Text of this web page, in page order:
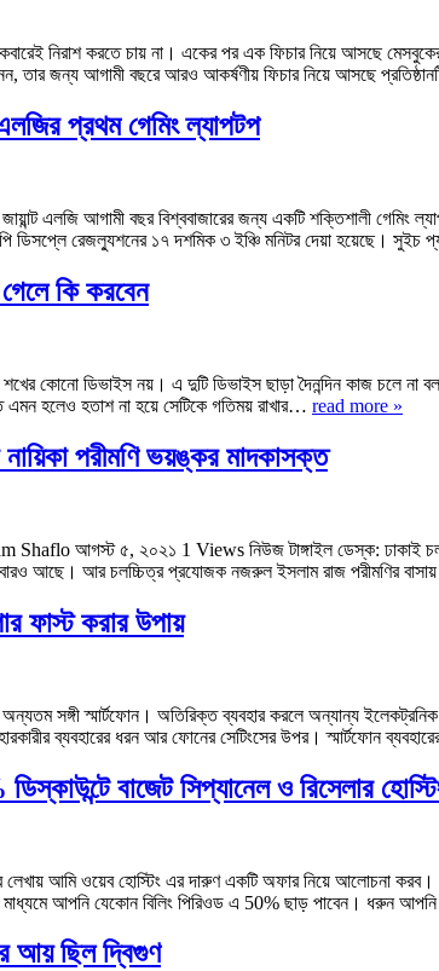
নিরাশ করতে চায় না। একের পর এক ফিচার নিয়ে আসছে
তার জন্য আগামী বছরে আরও আকর্ষণীয় ফিচার নিয়ে আসছে
প্রথম গেমিং ল্যাপটপ
এলজি আগামী বছর বিশ্ববাজারের জন্য একটি শক্তিশালী
ডিসপ্লে রেজল্যুশনের ১৭ দশমিক ৩ ইঞ্চি মনিটর দেয়া হয়েছে। সুইচ
কি করবেন
কোনো ডিভাইস নয়। এ দুটি ডিভাইস ছাড়া দৈনন্দিন কাজ চলে
এমন হলেও হতাশ না হয়ে সেটিকে গতিময় রাখার… read more »
পরীমণি ভয়ঙ্কর মাদকাসক্ত
আগস্ট ৫, ২০২১ 1 Views নিউজ টাঙ্গাইল ডেস্ক: ঢাকাই
বারও আছে। আর চলচ্চিত্র প্রযোজক নজরুল ইসলাম রাজ পরীমণির
ফাস্ট করার উপায়
অন্যতম সঙ্গী স্মার্টফোন। অতিরিক্ত ব্যবহার করলে অন্যান্য
ব্যবহারের ধরন আর ফোনের সেটিংসের উপর। স্মার্টফোন
বাজেট সিপ্যানেল ও রিসেলার
আমি ওয়েব হোস্টিং এর দারুণ একটি অফার নিয়ে আলোচনা
মাধ্যমে আপনি যেকোন বিলিং পিরিওড এ 50% ছাড় পাবেন। ধরুন
আয় ছিল দ্বিগুণ